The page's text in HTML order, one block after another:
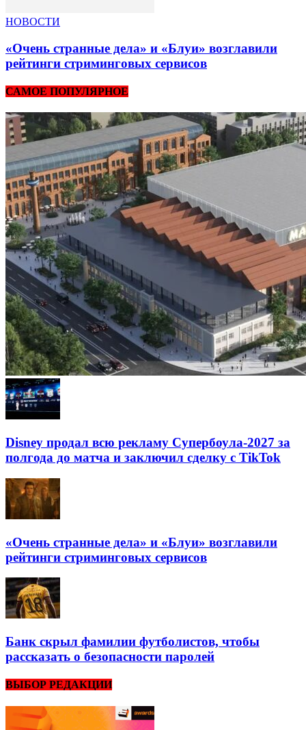
НОВОСТИ
«Очень странные дела» и «Блуи» возглавили
рейтинги стриминговых сервисов
САМОЕ ПОПУЛЯРНОЕ
Disney продал всю рекламу Супербоула-2027 за
полгода до матча и заключил сделку с TikTok
«Очень странные дела» и «Блуи» возглавили
рейтинги стриминговых сервисов
Банк скрыл фамилии футболистов, чтобы
рассказать о безопасности паролей
ВЫБОР РЕДАКЦИИ